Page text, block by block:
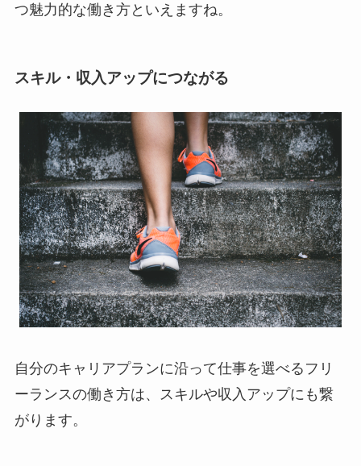
つ魅力的な働き方といえますね。
スキル・収入アップにつながる
自分のキャリアプランに沿って仕事を選べるフリ
ーランスの働き方は、スキルや収入アップにも繋
がります。